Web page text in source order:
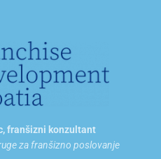
franšizni konzultant
za franšizno poslovanje